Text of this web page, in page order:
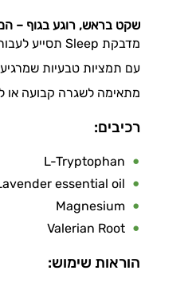
שקט בראש, רוגע בגוף –
מדבקת Sleep תסייע לעבור משגרת היום למצב של רוגע מוחלט.
עם תמציות טבעיות
מתאימה לשגרה קבועה או
רכיבים:
L-Tryptophan
essential oil
Magnesium
Valerian Root
הוראות שימוש: